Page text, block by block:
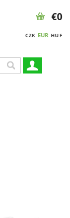
CZK EUR HUF
€0